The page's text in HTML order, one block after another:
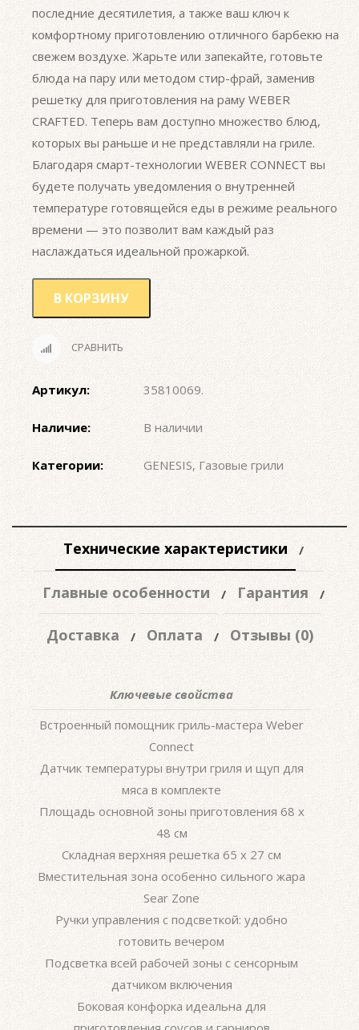
последние десятилетия, а также ваш ключ к
комфортному приготовлению отличного барбекю на
свежем воздухе. Жарьте или запекайте, готовьте
блюда на пару или методом стир-фрай, заменив
решетку для приготовления на раму WEBER
CRAFTED. Теперь вам доступно множество блюд,
которых вы раньше и не представляли на гриле.
Благодаря смарт-технологии WEBER CONNECT вы
будете получать уведомления о внутренней
температуре готовящейся еды в режиме реального
времени — это позволит вам каждый раз
наслаждаться идеальной прожаркой.
В КОРЗИНУ
СРАВНИТЬ
Артикул: 35810069.
Наличие: В наличии
Категории: GENESIS, Газовые грили
Технические характеристики
Главные особенности Гарантия
Доставка Оплата Отзывы (0)
Ключевые свойства
Встроенный помощник гриль-мастера Weber
Connect
Датчик температуры внутри гриля и щуп для
мяса в комплекте
Площадь основной зоны приготовления 68 х
48 см
Складная верхняя решетка 65 х 27 см
Вместительная зона особенно сильного жара
Sear Zone
Ручки управления с подсветкой: удобно
готовить вечером
Подсветка всей рабочей зоны с сенсорным
датчиком включения
Боковая конфорка идеальна для